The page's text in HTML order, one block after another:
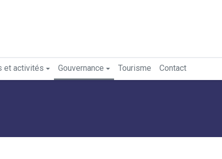
et activités Gouvernance Tourisme Contact